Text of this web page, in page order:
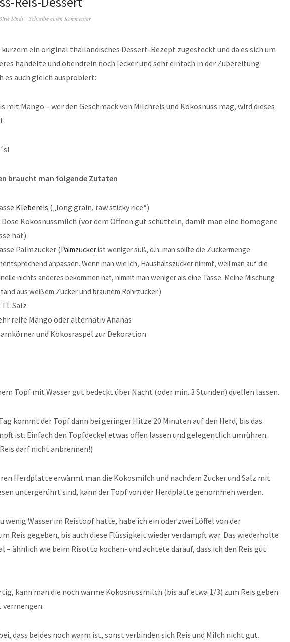
Sindt Schreibe einen Kommentar
kurzem ein original thailändisches Dessert-Rezept zugesteckt und da es sich um
handelte und obendrein noch lecker und sehr einfach in der Zubereitung
es auch gleich ausprobiert:
mit Mango – wer den Geschmack von Milchreis und Kokosnuss mag, wird dieses
braucht man folgende Zutaten
Klebereis („long grain, raw sticky rice“)
Dose Kokosnussmilch (vor dem Öffnen gut schütteln, damit man eine homogene
hat)
Palmzucker (Palmzuckerist weniger süß, d.h. man sollte die Zuckermenge
anpassen. Wenn man wie ich, Haushaltszucker nimmt, weil man auf die
nichts anderes bekommen hat, nimmt man weniger als eine Tasse. Meine Mischung
aus weißem Zucker und braunem Rohrzucker.)
TL Salz
reife Mango oder alternativ Ananas
und Kokosraspel zur Dekoration
Topf mit Wasser gut bedeckt über Nacht (oder min. 3 Stunden) quellen lassen.
kommt der Topf dann bei geringer Hitze 20 Minuten auf den Herd, bis das
ist. Einfach den Topfdeckel etwas offen lassen und gelegentlich umrühren.
darf nicht anbrennen!)
Herdplatte erwärmt man die Kokosmilch und nachdem Zucker und Salz mit
untergerührt sind, kann der Topf von der Herdplatte genommen werden.
wenig Wasser im Reistopf hatte, habe ich ein oder zwei Löffel von der
Reis gegeben, bis auch diese Flüssigkeit wieder verdampft war. Das wiederholte
– ähnlich wie beim Risotto kochen- und achtete darauf, dass ich den Reis gut
kann man die noch warme Kokosnussmilch (bis auf etwa 1/3) zum Reis geben
vermengen.
dass beides noch warm ist, sonst verbinden sich Reis und Milch nicht gut.